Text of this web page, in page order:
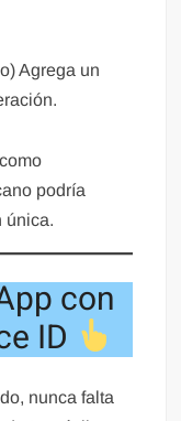
Agrega un
podría
única.
con
ID
nunca falta